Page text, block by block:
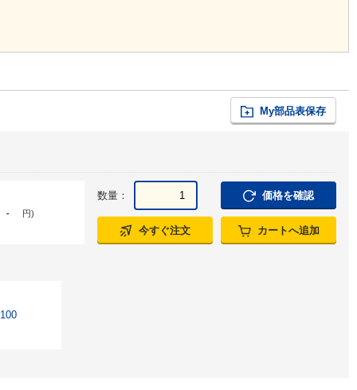
My部品表保存
- 円)
数量： 価格を確認
今すぐ注文 カートへ追加